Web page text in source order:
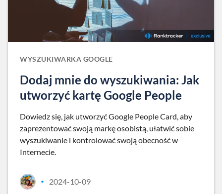
WYSZUKIWARKA GOOGLE
Dodaj mnie do wyszukiwania: Jak
utworzyć kartę Google People
Dowiedz się, jak utworzyć Google People Card, aby
zaprezentować swoją markę osobistą, ułatwić sobie
wyszukiwanie i kontrolować swoją obecność w
Internecie.
• 2024-10-09